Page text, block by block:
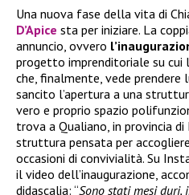
Una nuova fase della vita di
D’Apice sta per iniziare. La
annuncio, ovvero
progetto imprenditoriale su cui
che, finalmente, vede
sancito l’apertura a una
vero e proprio spazio
trova a Qualiano, in provincia
struttura pensata per
occasioni di convivialità. Su
il video dell’inaugurazione,
didascalia: “Sono stati mesi duri,